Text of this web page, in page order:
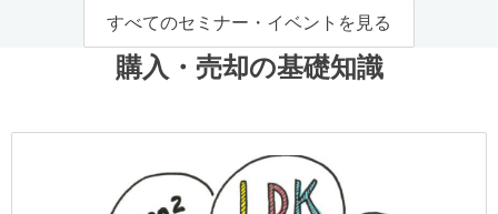
すべてのセミナー・イベントを見る
購入・売却の基礎知識